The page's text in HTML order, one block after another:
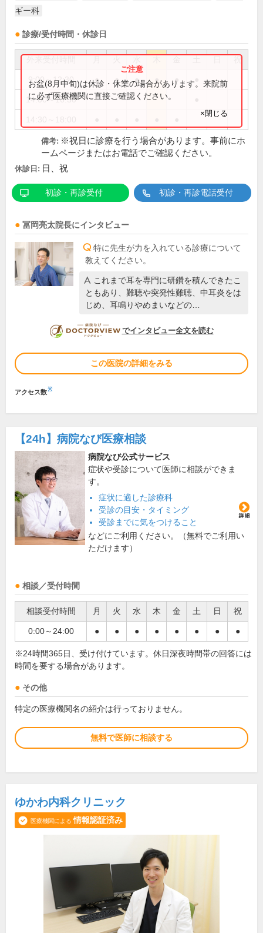
ギー科
診療/受付時間・休診日
祝
9:00～12:30 ● ● ● ● ●
14:00～16:30
お盆(8月中旬)は休診・休業の場合があります。来院前
に必ず医療機関に直接ご確認ください。
×閉じる
備考: ※祝日に診療を行う場合があります。事前にホ
ームページまたはお電話でご確認ください。
休診日: 日、祝
初診・再診受付 初診・再診電話受付
冨岡亮太院長にインタビュー
特に先生が力を入れている診療について
教えてください。
これまで耳を専門に研鑽を積んできたこ
ともあり、難聴や突発性難聴、中耳炎をは
じめ、耳鳴りやめまいなどの…
DOCTORVIEW
でインタビュー全文を読む
この医院の詳細をみる
アクセス数※
【24h】 病院なび医療相談
病院なび公式サービス
症状や受診について医師に相談ができま
す。
症状に適した診療科
受診の目安・タイミング
受診までに気をつけること
などにご利用ください。（無料でご利用い
ただけます）
相談／受付時間
相談受付時間 月 火 水 木 金 土 日 祝
0:00～24:00 ● ● ● ● ● ● ● ●
※24時間365日、受け付けています。休日深夜時間帯の回答には
時間を要する場合があります。
その他
特定の医療機関名の紹介は行っておりません。
無料で医師に相談する
ゆかわ内科クリニック
医療機関による 情報認証済み